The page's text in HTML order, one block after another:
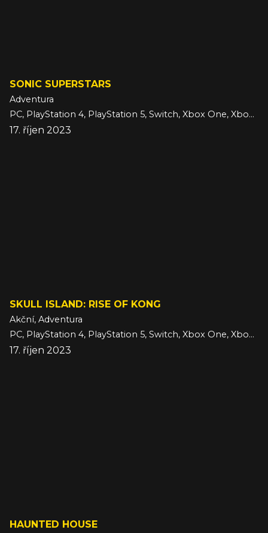
SONIC SUPERSTARS
Adventura
PC, PlayStation 4, PlayStation 5, Switch, Xbox One, Xbox Series
17. říjen 2023
SKULL ISLAND: RISE OF KONG
Akční, Adventura
PC, PlayStation 4, PlayStation 5, Switch, Xbox One, Xbox Series
17. říjen 2023
HAUNTED HOUSE